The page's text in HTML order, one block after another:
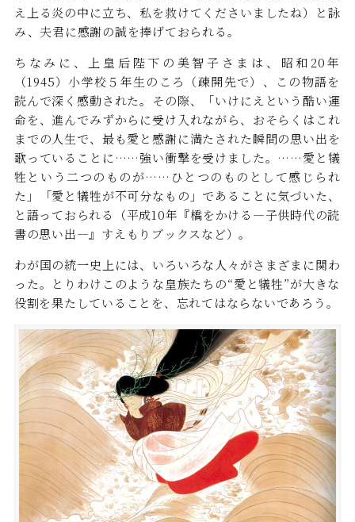
え上る炎の中に立ち、私を救けてくださいましたね）と詠
み、夫君に感謝の誠を捧げておられる。
ちなみに、上皇后陛下の美智子さまは、昭和20年
（1945）小学校５年生のころ（疎開先で）、この物語を
読んで深く感動された。その際、「いけにえという酷い運
命を、進んでみずからに受け入れながら、おそらくはこれ
までの人生で、最も愛と感謝に満たされた瞬間の思い出を
歌っていることに……強い衝撃を受けました。……愛と犠
牲という二つのものが……ひとつのものとして感じられ
た」「愛と犠牲が不可分なもの」であることに気づいた、
と語っておられる（平成10年『橋をかける―子供時代の読
書の思い出―』すえもりブックスなど）。
わが国の統一史上には、いろいろな人々がさまざまに関わ
った。とりわけこのような皇族たちの“愛と犠牲”が大きな
役割を果たしていることを、忘れてはならないであろう。